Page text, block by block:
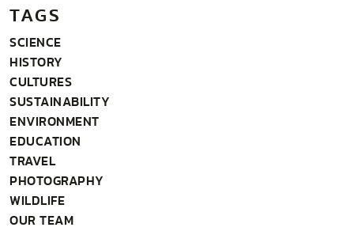
TAGS
SCIENCE
HISTORY
CULTURES
SUSTAINABILITY
ENVIRONMENT
EDUCATION
TRAVEL
PHOTOGRAPHY
WILDLIFE
OUR TEAM